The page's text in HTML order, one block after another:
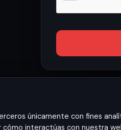
únicamente con fines
interactúas con nuestra